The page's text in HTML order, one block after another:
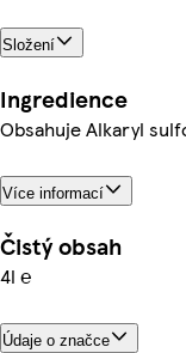
Složení
Ingredience
Obsahuje Alkaryl
Více informací
Čistý obsah
4l ℮
Údaje o značce